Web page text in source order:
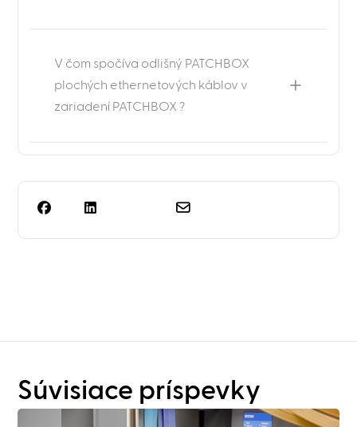
V čom spočíva odlišný PATCHBOX
plochých ethernetových káblov v
zariadení PATCHBOX ?
Súvisiace príspevky